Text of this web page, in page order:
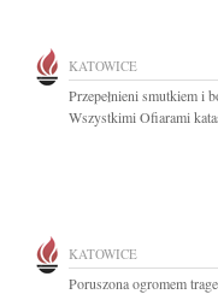
KATOWICE
Przepełnieni smutkiem i
Wszystkimi Ofiarami
KATOWICE
Poruszona ogromem